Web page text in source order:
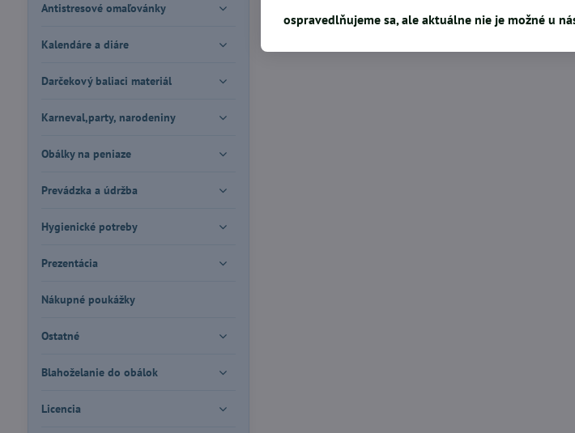
Antistresové omaľovánky
Kalendáre a diáre
Darčekový baliaci materiál
Karneval,party, narodeniny
Obálky na peniaze
Prevádzka a údržba
Hygienické potreby
Prezentácia
Nákupné poukážky
Ostatné
Blahoželanie do obálok
Licencia
ospravedlňujeme sa, ale aktuálne nie je možné u